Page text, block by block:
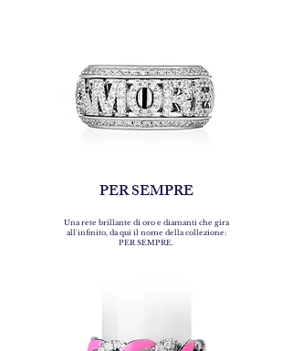
PER SEMPRE
Una rete brillante di oro e diamanti che gira
all'infinito, da qui il nome della collezione:
PER SEMPRE.